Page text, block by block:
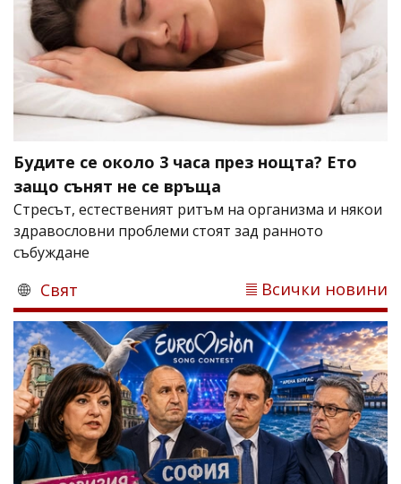
Будите се около 3 часа през нощта? Ето
защо сънят не се връща
Стресът, естественият ритъм на организма и някои
здравословни проблеми стоят зад ранното
събуждане
Свят Всички новини